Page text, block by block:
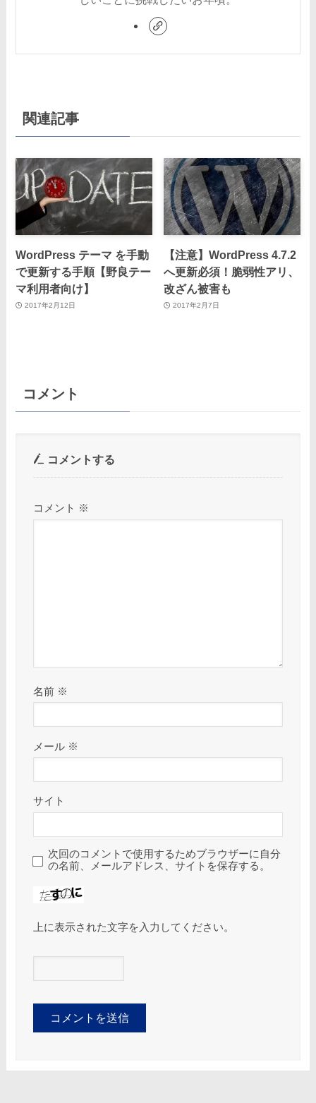
関連記事
WordPress テーマ を手動
で更新する手順【野良テー
マ利用者向け】
2017年2月12日
【注意】WordPress 4.7.2
へ更新必須！脆弱性アリ、
改ざん被害も
2017年2月7日
コメント
コメントする
コメント ※
名前 ※
メール ※
サイト
次回のコメントで使用するためブラウザーに自分
の名前、メールアドレス、サイトを保存する。
上に表示された文字を入力してください。